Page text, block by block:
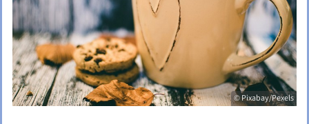
© Pixabay/Pexels